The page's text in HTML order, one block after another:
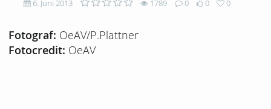
6. Juni 2013 1789
1789
views
0
Kommentare
0
likes
0
favorites
Fotograf: OeAV/P.Plattner
Fotocredit: OeAV